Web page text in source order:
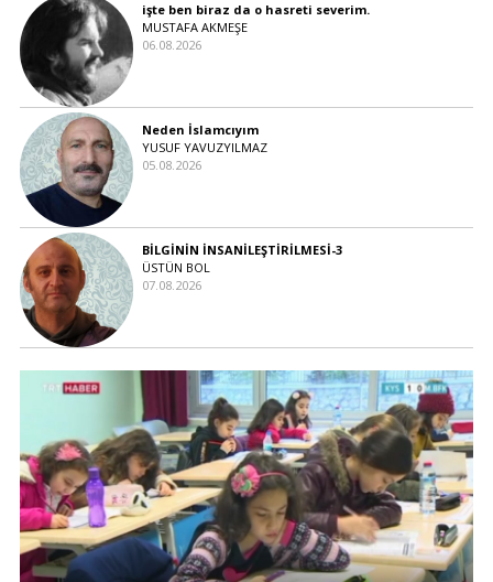
işte ben biraz da o hasreti severim.
MUSTAFA AKMEŞE
06.08.2026
Neden İslamcıyım
YUSUF YAVUZYILMAZ
05.08.2026
BİLGİNİN İNSANİLEŞTİRİLMESİ-3
ÜSTÜN BOL
07.08.2026